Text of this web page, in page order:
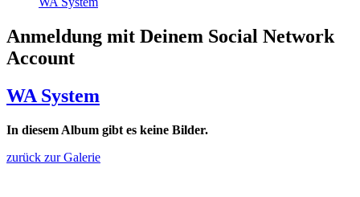
Anmeldung mit Deinem Social Network
Account
WA System
In diesem Album gibt es keine Bilder.
zurück zur Galerie